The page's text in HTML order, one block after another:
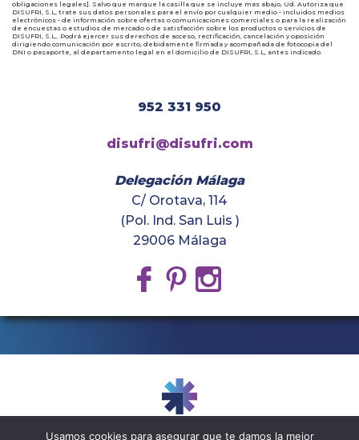
obligaciones legales]. Salvo que marque la casilla que se incluye mas abajo, Ud. Autoriza que
DISUFRI, S.L, trate sus datos personales para el envío por cualquier medio - incluidos medios
electrónicos - de información sobre ofertas o comunicaciones comerciales o para la realización
de encuestas o estudios de mercado o de satisfacción sobre los productos o servicios de
DISUFRI, S.L,. Podrá ejercer sus derechos de acceso, rectificación, cancelación y oposición
dirigiendo comunicación por escrito, debidamente firmada y acompañada de fotocopia del
DNI o pasaporte, al departamento legal en el domicilio de DISUFRI, S.L, antes indicado.
952 331 950
disufri@disufri.com
Delegación Málaga
C/ Orotava, 114
(Pol. Ind. San Luis )
29006 Málaga
Usamos cookies para asegurar que te damos la mejor